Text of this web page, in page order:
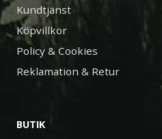
Kundtjänst
Köpvillkor
Policy & Cookies
Reklamation & Retur
BUTIK